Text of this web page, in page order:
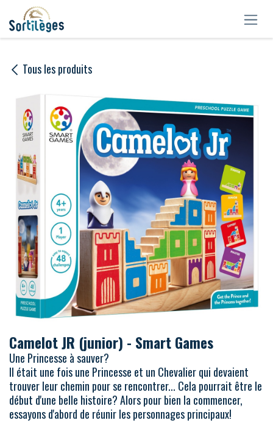
Se rendre au contenu
Tous les produits
Camelot JR (junior) - Smart Games
Une Princesse à sauver?
Il était une fois une Princesse et un Chevalier qui devaient
trouver leur chemin pour se rencontrer... Cela pourrait être le
début d'une belle histoire? Alors pour bien la commencer,
essayons d'abord de réunir les personnages principaux!